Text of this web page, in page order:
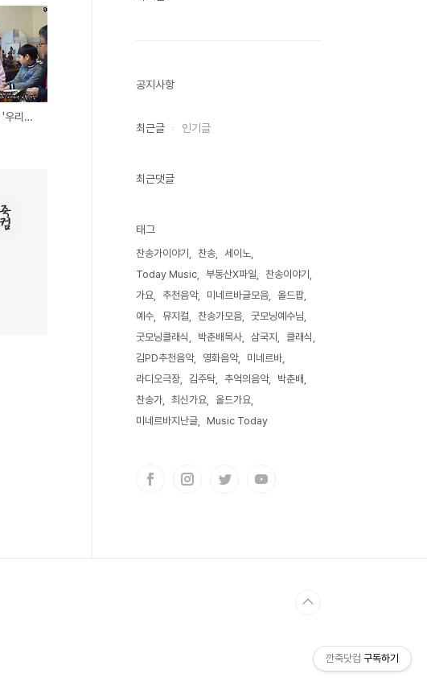
꿈다락 토요 문화학교 '우리들만의 STORY DOING' - 2016년 4월 9일
공지사항
최근글 인기글
최근댓글
태그
찬송가이야기 찬송
세이노
Today Music
부동산X파일
찬송이야기
가요
추천음악 미네르바글모음
올드팝
예수
뮤지컬 찬송가모음
굿모닝예수님
굿모닝클래식
박춘배목사 삼국지
클래식
김PD추천음악
영화음악
미네르바
라디오극장
김주탁 추억의음악
박춘배
찬송가
최신가요
올드가요
미네르바지난글
Music Today
깐죽닷컴 구독하기